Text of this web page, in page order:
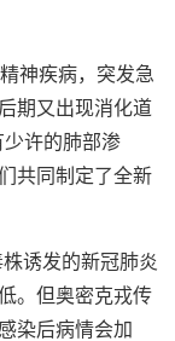
神疾病，突发急
期又出现消化道
许的肺部渗
共同制定了全新
诱发的新冠肺炎
。但奥密克戎传
染后病情会加